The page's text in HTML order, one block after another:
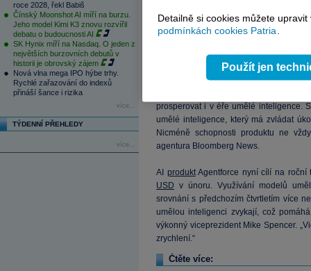
roce 2028, řekl Babiš
Čínský Moonshot AI míří na burzu.
Jeho model Kimi K3 znovu rozvířil
debatu o budoucnosti AI
SK Hynix míří na Nasdaq. O jeden z
největších burzovních debutů v
historii je obrovský zájem
Nová vlna mega IPO hýbe trhy.
Rychlé zařazování do indexů
přináší šance i rizika
více...
TÝDENNÍ PŘEHLEDY
více...
prosperovat i v éře umělé inteligence.
umělé inteligence, který má zvládat
Nicméně schopnosti produktu ne
agentura Bloomberg News.
AI produktAgentforce nyní cílí na roční
USD v únoru. Využívání modelů
srovnání s předchozím čtvrtletím více
umělou inteligenci zvykají, což
výkonný viceprezident Mike Spencer.
zrychlení.“
Čtěte více:
Detailně si cookies můžete
podmínkách cookies Patria.
Použít jen